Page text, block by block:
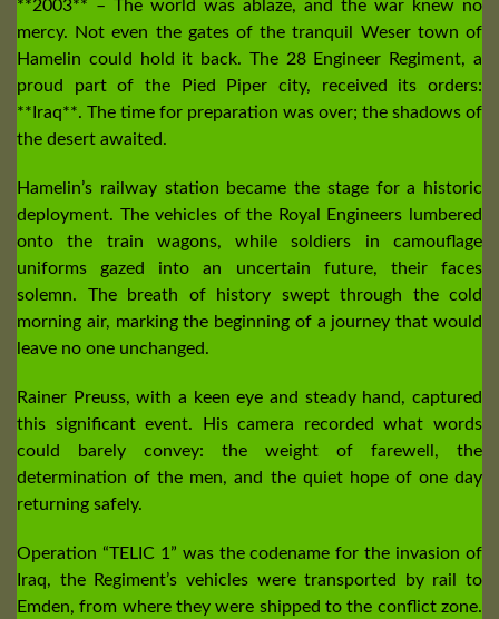
**2003** – The world was ablaze, and the war knew no
mercy. Not even the gates of the tranquil Weser town of
Hamelin could hold it back. The 28 Engineer Regiment, a
proud part of the Pied Piper city, received its orders:
**Iraq**. The time for preparation was over; the shadows of
the desert awaited.
Hamelin’s railway station became the stage for a historic
deployment. The vehicles of the Royal Engineers lumbered
onto the train wagons, while soldiers in camouflage
uniforms gazed into an uncertain future, their faces
solemn. The breath of history swept through the cold
morning air, marking the beginning of a journey that would
leave no one unchanged.
Rainer Preuss, with a keen eye and steady hand, captured
this significant event. His camera recorded what words
could barely convey: the weight of farewell, the
determination of the men, and the quiet hope of one day
returning safely.
Operation “TELIC 1” was the codename for the invasion of
Iraq, the Regiment’s vehicles were transported by rail to
Emden, from where they were shipped to the conflict zone.